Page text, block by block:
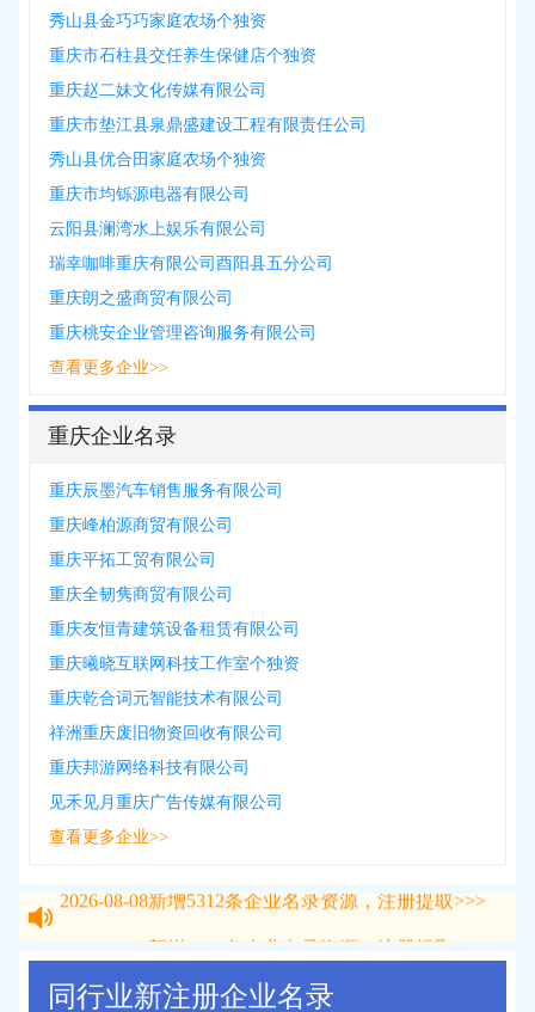
秀山县金巧巧家庭农场个独资
重庆市石柱县交任养生保健店个独资
重庆赵二妹文化传媒有限公司
重庆市垫江县泉鼎盛建设工程有限责任公司
秀山县优合田家庭农场个独资
重庆市均铄源电器有限公司
云阳县澜湾水上娱乐有限公司
瑞幸咖啡重庆有限公司酉阳县五分公司
重庆朗之盛商贸有限公司
重庆桃安企业管理咨询服务有限公司
查看更多企业>>
重庆企业名录
重庆辰墨汽车销售服务有限公司
重庆峰柏源商贸有限公司
重庆平拓工贸有限公司
重庆全韧隽商贸有限公司
重庆友恒青建筑设备租赁有限公司
重庆曦晓互联网科技工作室个独资
重庆乾合词元智能技术有限公司
祥洲重庆废旧物资回收有限公司
重庆邦游网络科技有限公司
见禾见月重庆广告传媒有限公司
查看更多企业>>
2026-08-08新增5312 条企业名录资源，注册提取>>>
新增 条企业名录资源，注册提取>>>
同行业新注册企业名录